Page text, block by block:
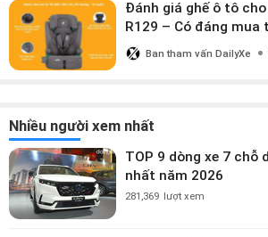
Đánh giá ghế ô tô
R129 – Có đáng
triệu?
Ban tham vấn DailyXe
Nhiều người xem nhất
TOP 9 dòng xe 7 chỗ
nhất năm 2026
281,369 lượt xem